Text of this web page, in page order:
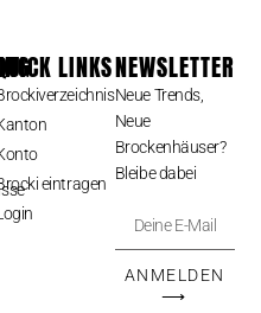
LINKS
eintragen
NEWSLETTER
Neue Trends,
Neue
Brockenhäuser?
Bleibe dabei
ANMELDEN
⟶